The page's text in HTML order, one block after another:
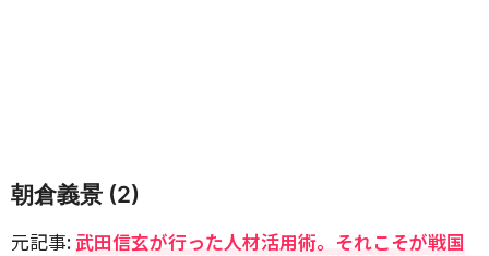
朝倉義景 (2)
元記事:武田信玄が行った人材活用術。それこそが戦国